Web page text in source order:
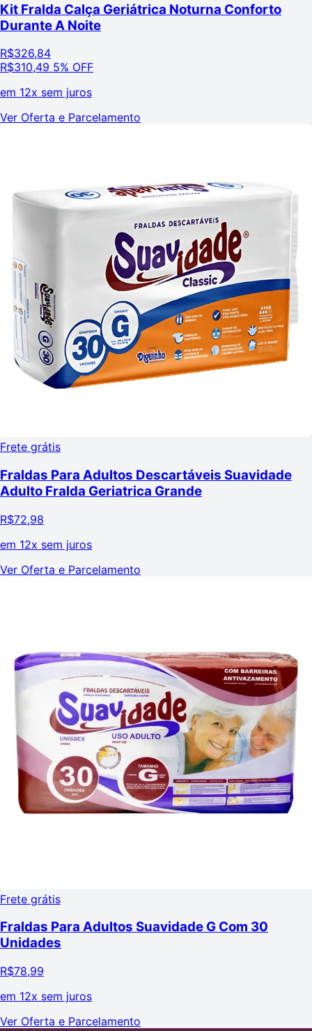
Kit Fralda Calça Geriátrica Noturna Conforto
Durante A Noite
R$326,84
R$310,49 5% OFF
em 12x sem juros
Ver Oferta e Parcelamento
Frete grátis
Fraldas Para Adultos Descartáveis Suavidade
Adulto Fralda Geriatrica Grande
R$72,98
em 12x sem juros
Ver Oferta e Parcelamento
Frete grátis
Fraldas Para Adultos Suavidade G Com 30
Unidades
R$78,99
em 12x sem juros
Ver Oferta e Parcelamento